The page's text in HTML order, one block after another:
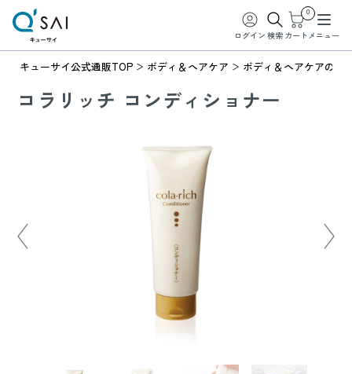
ログイン 検索
0
カート メニュー
キューサイ公式通販TOP ボディ＆ヘアケア ボディ＆ヘアケアの商
コラリッチ コンディショナー